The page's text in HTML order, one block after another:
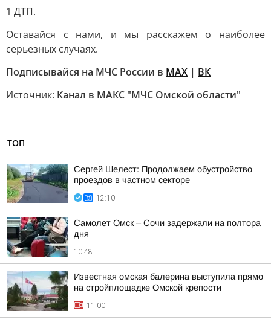
1 ДТП.
Оставайся с нами, и мы расскажем о наиболее
серьезных случаях.
Подписывайся на МЧС России в MAX | ВК
Источник: Канал в МАКС "МЧС Омской области"
ТОП
Сергей Шелест: Продолжаем обустройство
проездов в частном секторе
12:10
Самолет Омск – Сочи задержали на полтора
дня
10:48
Известная омская балерина выступила прямо
на стройплощадке Омской крепости
11:00